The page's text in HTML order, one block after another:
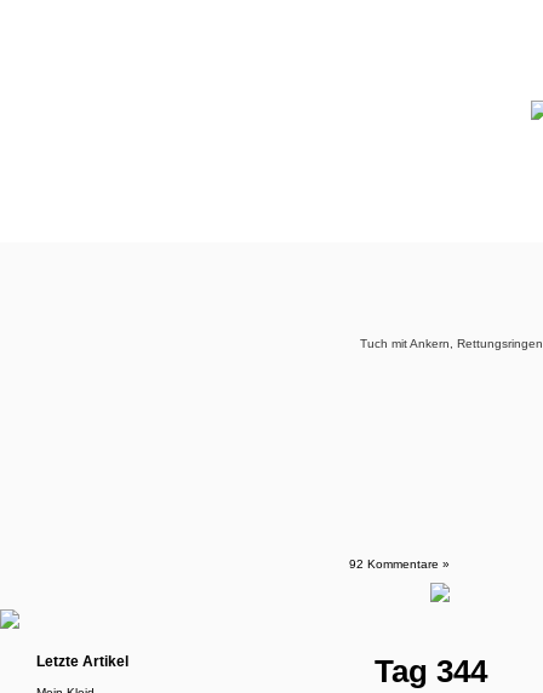
Tuch mit Ankern,
92 Kommentare »
Tag 344
Letzte Artikel